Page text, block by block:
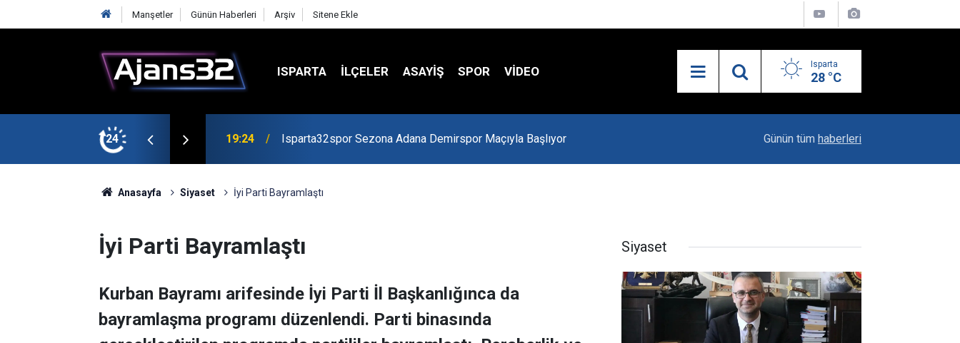
Manşetler Günün Haberleri Arşiv Sitene Ekle
ISPARTA İLÇELER ASAYİŞ SPOR VIDEO Isparta
28 °C
24
Maçıyla Başlıyor 19:22 Isparta Kredi Batağında Vali Erin: Bu İşin Kenarında Olanlara Bile Bu
Günün tüm haberleri
Anasayfa Siyaset İyi Parti Bayramlaştı
İyi Parti Bayramlaştı
Kurban Bayramı arifesinde İyi Parti İl Başkanlığınca da
bayramlaşma programı düzenlendi. Parti binasında
Siyaset